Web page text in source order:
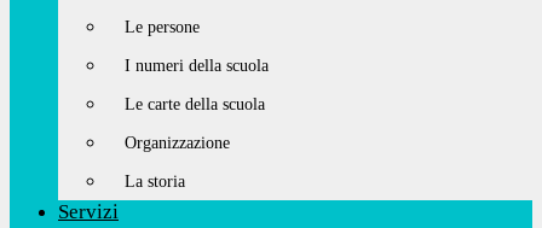
Le persone
I numeri della scuola
Le carte della scuola
Organizzazione
La storia
Servizi